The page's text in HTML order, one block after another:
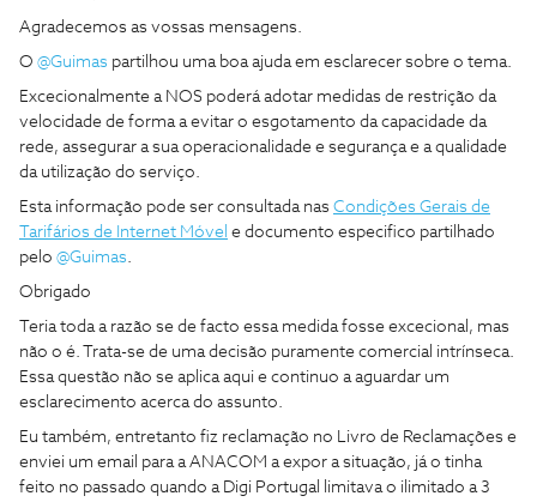
Agradecemos as vossas mensagens.
O ​ @Guimas partilhou uma boa ajuda em esclarecer sobre o tema.
Excecionalmente a NOS poderá adotar medidas de restrição da
velocidade de forma a evitar o esgotamento da capacidade da
rede, assegurar a sua operacionalidade e segurança e a qualidade
da utilização do serviço.
Esta informação pode ser consultada nas Condições Gerais de
Tarifários de Internet Móvel e documento especifico partilhado
pelo ​ @Guimas.
Obrigado
Teria toda a razão se de facto essa medida fosse excecional, mas
não o é. Trata-se de uma decisão puramente comercial intrínseca.
Essa questão não se aplica aqui e continuo a aguardar um
esclarecimento acerca do assunto.
Eu também, entretanto fiz reclamação no Livro de Reclamações e
enviei um email para a ANACOM a expor a situação, já o tinha
feito no passado quando a Digi Portugal limitava o ilimitado a 3